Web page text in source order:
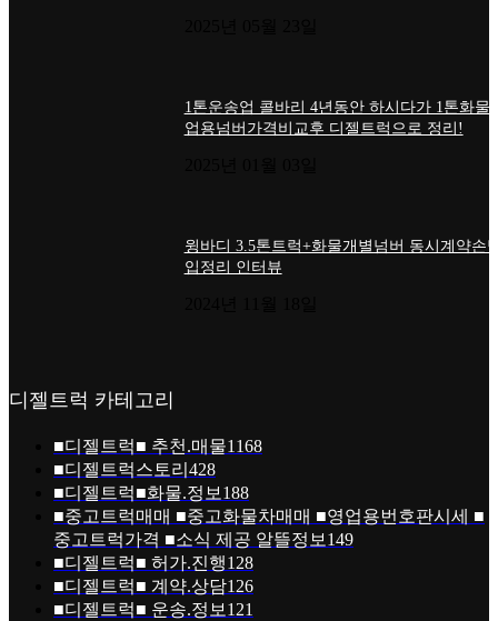
1톤운송업 콜바리 4년동안 하시다가 1톤화물
업용넘버가격비교후 디젤트럭으로 정리!
윙바디 3.5톤트럭+화물개별넘버 동시계약손
입정리 인터뷰
디젤트럭 카테고리
■디젤트럭■ 추천.매물1168
■디젤트럭스토리 428
■디젤트럭■화물.정보 188
■중고트럭매매 ■중고화물차매매 ■영업용번호판시세 ■
중고트럭가격 ■소식 제공 알뜰정보 149
■디젤트럭■ 허가.진행128
■디젤트럭■ 계약.상담126
■디젤트럭■ 운송.정보 121